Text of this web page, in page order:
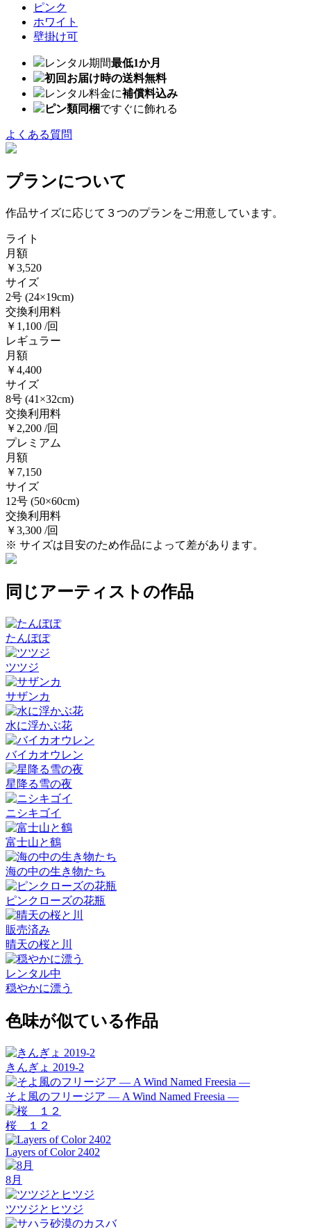
ピンク
ホワイト
壁掛け可
レンタル期間最低1か月
初回お届け時の送料無料
レンタル料金に補償料込み
ピン類同梱ですぐに飾れる
よくある質問
プランについて
作品サイズに応じて３つのプランをご用意しています。
ライト
月額
￥3,520
サイズ
2号 (24×19cm)
交換利用料
￥1,100 /回
レギュラー
月額
￥4,400
サイズ
8号 (41×32cm)
交換利用料
￥2,200 /回
プレミアム
月額
￥7,150
サイズ
12号 (50×60cm)
交換利用料
￥3,300 /回
※ サイズは目安のため作品によって差があります。
同じアーティストの作品
たんぽぽ
ツツジ
サザンカ
水に浮かぶ花
バイカオウレン
星降る雪の夜
ニシキゴイ
富士山と鶴
海の中の生き物たち
ピンクローズの花瓶
販売済み
晴天の桜と川
レンタル中
穏やかに漂う
色味が似ている作品
きんぎょ 2019-2
そよ風のフリージア ― A Wind Named Freesia ―
桜 １２
Layers of Color 2402
8月
ツツジとヒツジ